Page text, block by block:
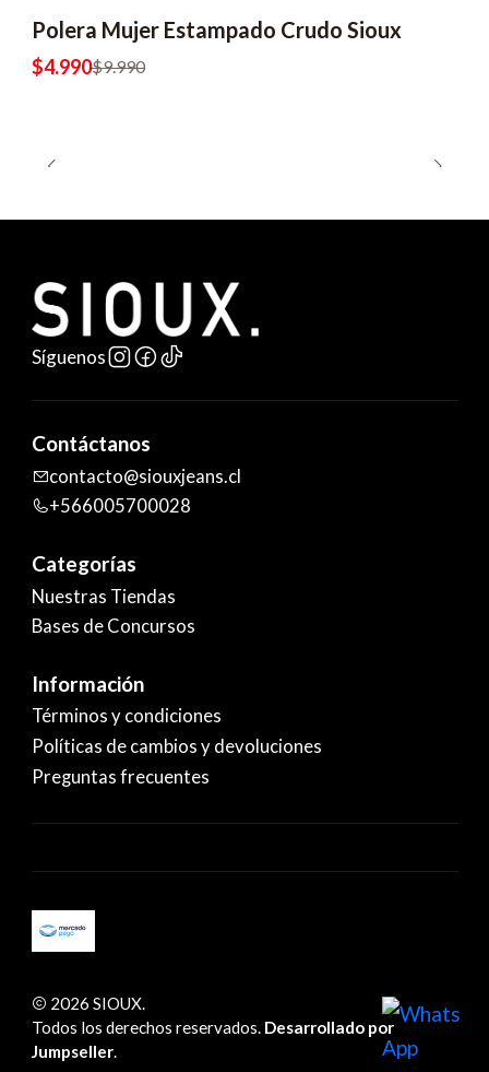
-50% OFF
2x6990
Polera Mujer Estampado Crudo Sioux
$4.990$9.990
Síguenos
Contáctanos
contacto@siouxjeans.cl
+566005700028
Categorías
Nuestras Tiendas
Bases de Concursos
Información
Términos y condiciones
Políticas de cambios y devoluciones
Preguntas frecuentes
2026 SIOUX.
Todos los derechos reservados. Desarrollado por
Jumpseller.